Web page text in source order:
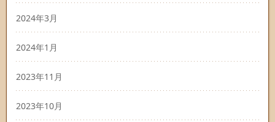
2024年3月
2024年1月
2023年11月
2023年10月